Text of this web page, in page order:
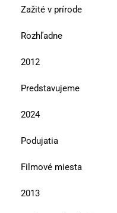
Zažité v prírode
Rozhľadne
2012
Predstavujeme
2024
Podujatia
Filmové miesta
2013